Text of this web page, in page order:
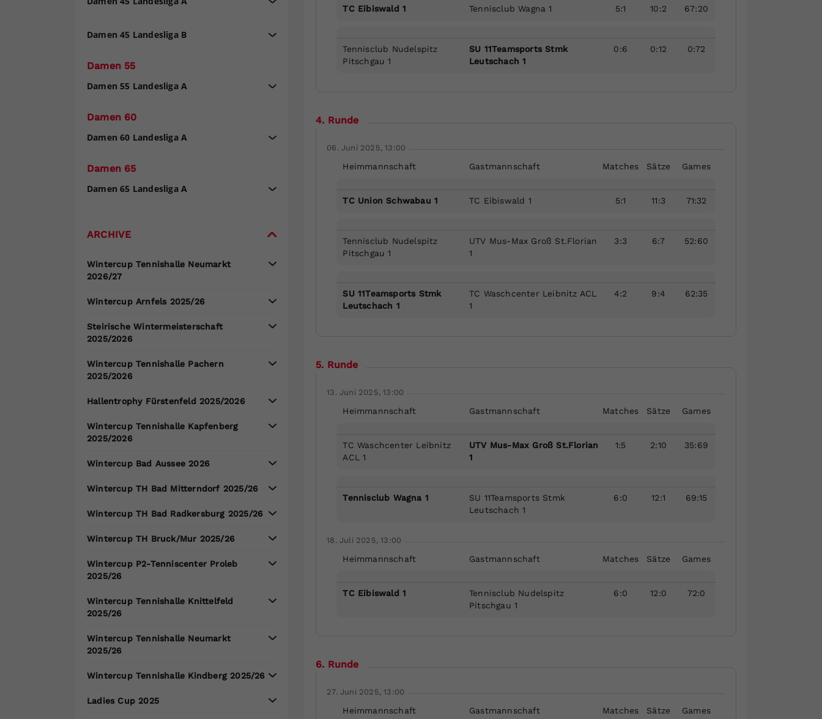
TC Eibiswald 1 Tennisclub Wagna 1 5:1 10:2 67:20
Tennisclub Nudelspitz
Pitschgau 1
SU 11Teamsports Stmk
Leutschach 1
0:6 0:12 0:72
4. Runde
06. Juni 2025, 13:00
Heimmannschaft Gastmannschaft Matches Sätze Games
TC Union Schwabau 1 TC Eibiswald 1 5:1 11:3 71:32
Tennisclub Nudelspitz
Pitschgau 1
UTV Mus-Max Groß St.Florian
1
3:3 6:7 52:60
SU 11Teamsports Stmk
Leutschach 1
TC Waschcenter Leibnitz ACL
1
4:2 9:4 62:35
5. Runde
13. Juni 2025, 13:00
Heimmannschaft Gastmannschaft Matches Sätze Games
TC Waschcenter Leibnitz
ACL 1
UTV Mus-Max Groß St.Florian
1
1:5 2:10 35:69
Tennisclub Wagna 1
SU 11Teamsports Stmk
Leutschach 1
6:0 12:1 69:15
18. Juli 2025, 13:00
Heimmannschaft Gastmannschaft Matches Sätze Games
TC Eibiswald 1
Tennisclub Nudelspitz
Pitschgau 1
6:0 12:0 72:0
6. Runde
27. Juni 2025, 13:00
Heimmannschaft Gastmannschaft Matches Sätze Games
Damen 45 Landesliga B
Damen 55
Damen 55 Landesliga A
Damen 60
Damen 60 Landesliga A
Damen 65
Damen 65 Landesliga A
ARCHIVE
Wintercup Tennishalle Neumarkt
2026/27
Wintercup Arnfels 2025/26
Steirische Wintermeisterschaft
2025/2026
Wintercup Tennishalle Pachern
2025/2026
Hallentrophy Fürstenfeld 2025/2026
Wintercup Tennishalle Kapfenberg
2025/2026
Wintercup Bad Aussee 2026
Wintercup TH Bad Mitterndorf 2025/26
Wintercup TH Bad Radkersburg 2025/26
Wintercup TH Bruck/Mur 2025/26
Wintercup P2-Tenniscenter Proleb
2025/26
Wintercup Tennishalle Knittelfeld
2025/26
Wintercup Tennishalle Neumarkt
2025/26
Wintercup Tennishalle Kindberg 2025/26
Ladies Cup 2025